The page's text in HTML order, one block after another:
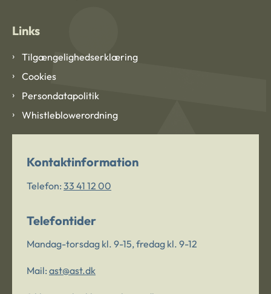
Links
Tilgængelighedserklæring
Cookies
Persondatapolitik
Whistleblowerordning
Kontaktinformation
Telefon: 33 41 12 00
Telefontider
Mandag-torsdag kl. 9-15, fredag kl. 9-12
Mail: ast@ast.dk